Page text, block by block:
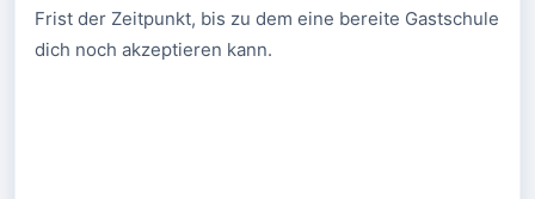
Frist der Zeitpunkt, bis zu dem eine bereite Gastschule
dich noch akzeptieren kann.